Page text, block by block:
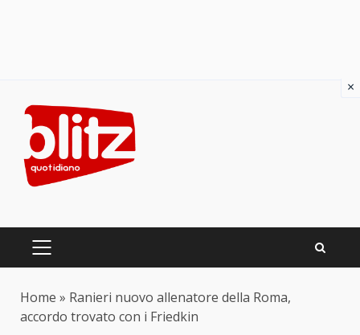
content
PRIMARY
Home » Ranieri nuovo allenatore della Roma,
accordo trovato con i Friedkin
×